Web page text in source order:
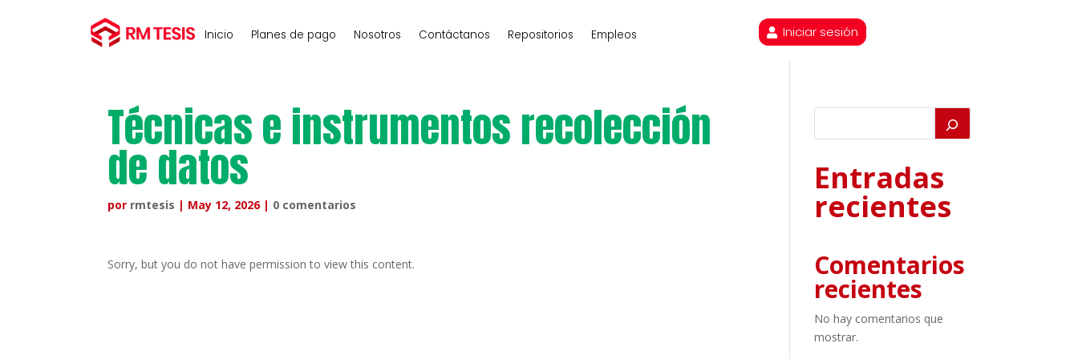
Inicio Planes de pago Nosotros Contáctanos Repositorios Empleos Iniciar sesión
Técnicas e instrumentos recolección
de datos
por rmtesis | May 12, 2026| 0 comentarios
Sorry, but you do not have permission to view this content.
Entradas
recientes
Comentarios
recientes
No hay comentarios que
mostrar.